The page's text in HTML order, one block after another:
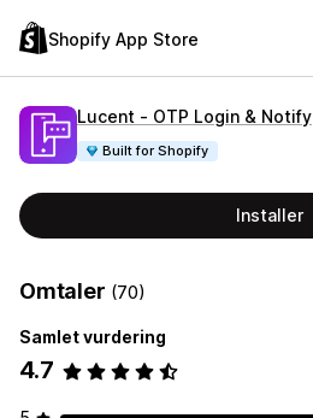
Shopify App Store
Lucent ‑ OTP Login & Notify
Built for Shopify
Installer
Omtaler (70)
Samlet vurdering
4.7